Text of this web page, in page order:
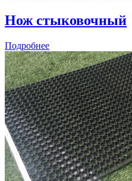
Нож стыковочный
Подробнее